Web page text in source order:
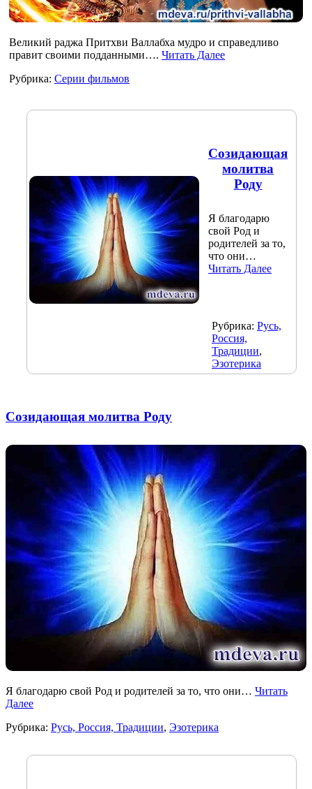
Великий раджа Притхви Валлабха мудро и справедливо
правит своими подданными…. Читать Далее
Рубрика: Серии фильмов
Созидающая
молитва
Роду
Я благодарю
свой Род и
родителей за то,
что они…
Читать Далее
Рубрика: Русь,
Россия,
Традиции,
Эзотерика
Созидающая молитва Роду
Я благодарю свой Род и родителей за то, что они… Читать
Далее
Рубрика: Русь, Россия, Традиции, Эзотерика